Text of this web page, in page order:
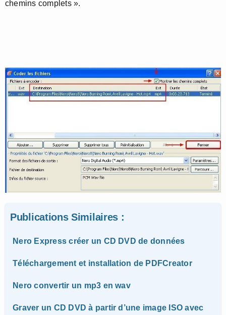
chemins complets ».
Publications Similaires :
Nero Express créer un CD DVD de données
Téléchargement et installation de PDFCreator
Nero convertir un mp3 en wav
Graver un CD DVD à partir d’une image ISO avec